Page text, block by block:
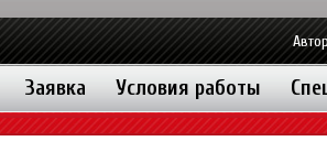
Заявка Условия работы